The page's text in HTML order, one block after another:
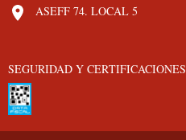
ASEFF 74. LOCAL 5
SEGURIDAD Y CERTIFICACIONES